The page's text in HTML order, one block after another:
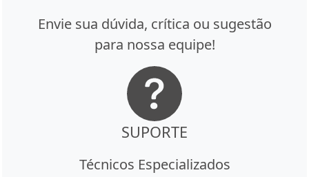
Envie sua dúvida, crítica ou sugestão
para nossa equipe!
SUPORTE
Técnicos Especializados